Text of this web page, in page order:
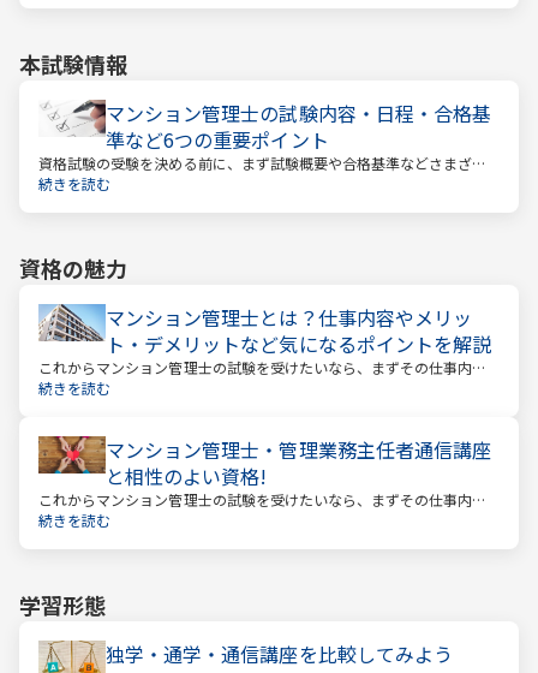
本試験情報
マンション管理士の試験内容・日程・合格基
準など6つの重要ポイント
資格試験の受験を決める前に、まず試験概要や合格基準などさまざま
なことを把握しておくことが大切です。試験までの日数を計算し、無
続きを読む
資格の魅力
マンション管理士とは？仕事内容やメリッ
ト・デメリットなど気になるポイントを解説
これからマンション管理士の試験を受けたいなら、まずその仕事内容
を確かめましょう。この仕事では、マンション管理組合の総合的なサ
続きを読む
マンション管理士・管理業務主任者通信講座
と相性のよい資格!
これからマンション管理士の試験を受けたいなら、まずその仕事内容
を確かめましょう。この仕事では、マンション管理組合の総合的なサ
続きを読む
学習形態
独学・通学・通信講座を比較してみよう